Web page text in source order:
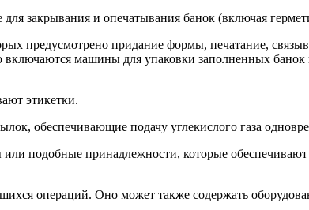
закрывания и опечатывания банок (включая
предусмотрено придание формы, печатание,
машины для упаковки заполненных
этикетки.
обеспечивающие подачу углекислого газа
подобные принадлежности, которые обеспечивают
операций. Оно может также содержать